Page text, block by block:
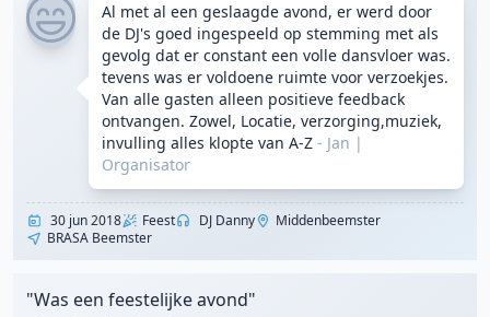
Al met al een geslaagde avond, er werd door
de DJ's goed ingespeeld op stemming met als
gevolg dat er constant een volle dansvloer was.
tevens was er voldoene ruimte voor verzoekjes.
Van alle gasten alleen positieve feedback
ontvangen. Zowel, Locatie, verzorging,muziek,
invulling alles klopte van A-Z - Jan |
Organisator
30 jun 2018 Feest DJ Danny
Middenbeemster
BRASA Beemster
"Was een feestelijke avond"